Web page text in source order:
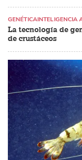
La tecnología de
de crustáceos
GENÉTICAINTELIGENCIA